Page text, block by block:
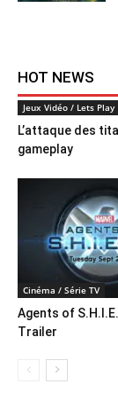
HOT NEWS
Jeux Vidéo / Lets Play
L’attaque des
gameplay
Cinéma / Série TV
Agents of
Trailer